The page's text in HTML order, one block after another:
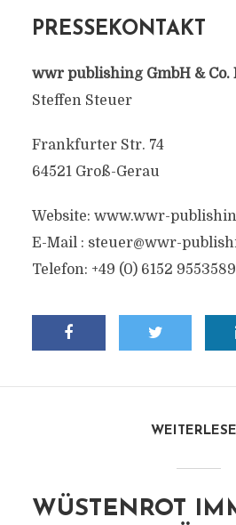
PRESSEKONTAKT
wwr publishing GmbH & Co.
Steffen Steuer
Frankfurter Str. 74
64521 Groß-Gerau
Website: www.wwr-
E-Mail : steuer@wwr-
Telefon: +49 (0) 6152 9553589
WÜSTENROT